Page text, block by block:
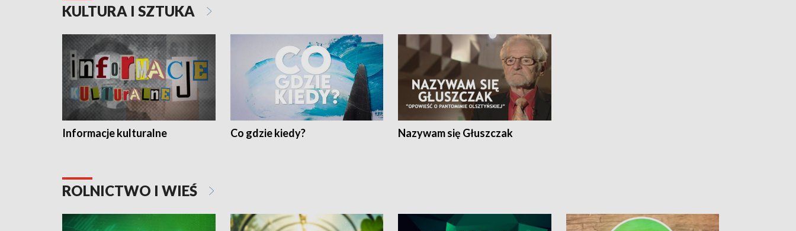
KULTURA I SZTUKA
Informacje kulturalne Co gdzie kiedy? Nazywam się Głuszczak
ROLNICTWO I WIEŚ